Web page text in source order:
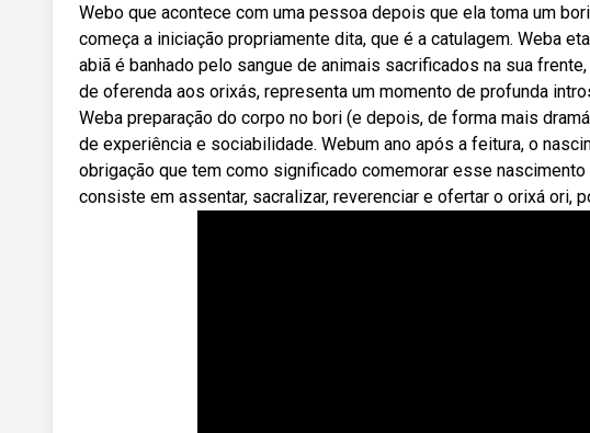
Webo que acontece com uma pessoa depois que ela toma um
começa a iniciação propriamente dita, que é a catulagem. Weba
abiã é banhado pelo sangue de animais sacrificados na sua
de oferenda aos orixás, representa um momento de profunda
Weba preparação do corpo no bori (e depois, de forma mais
de experiência e sociabilidade. Webum ano após a feitura, o
obrigação que tem como significado comemorar esse
consiste em assentar, sacralizar, reverenciar e ofertar o orixá ori,